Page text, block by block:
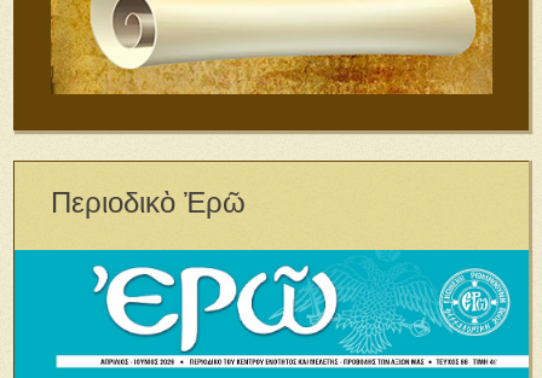
Περιοδικὸ Ἐρῶ